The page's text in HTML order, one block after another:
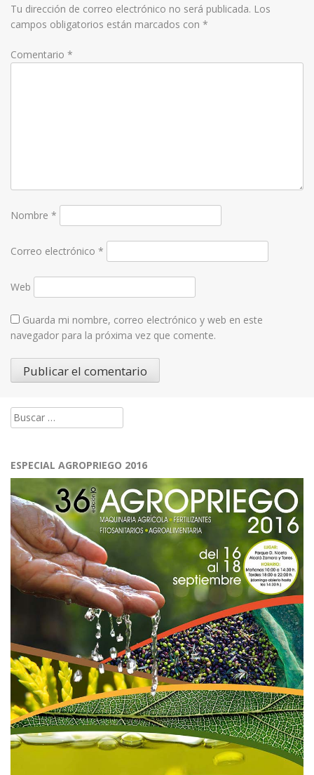
Tu dirección de correo electrónico no será publicada. Los
campos obligatorios están marcados con *
Comentario *
Nombre *
Correo electrónico *
Web
Guarda mi nombre, correo electrónico y web en este
navegador para la próxima vez que comente.
Buscar:
ESPECIAL AGROPRIEGO 2016